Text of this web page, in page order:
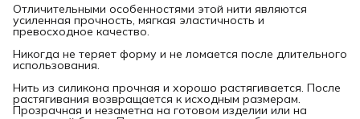
Отличительными особенностями этой нити являются
усиленная прочность, мягкая эластичность и
превосходное качество.
Никогда не теряет форму и не ломается после длительного
использования.
Нить из силикона прочная и хорошо растягивается. После
растягивания возвращается к исходным размерам.
Прозрачная и незаметна на готовом изделии или на